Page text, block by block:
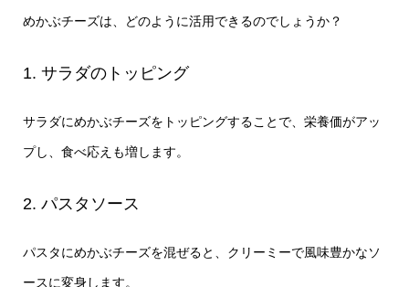
めかぶチーズは、どのように活用できるのでしょうか？
1. サラダのトッピング
サラダにめかぶチーズをトッピングすることで、栄養価がアッ
プし、食べ応えも増します。
2. パスタソース
パスタにめかぶチーズを混ぜると、クリーミーで風味豊かなソ
ースに変身します。